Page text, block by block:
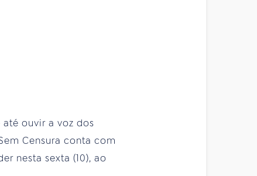
ouvir a voz dos
Censura conta com
nesta sexta (10), ao